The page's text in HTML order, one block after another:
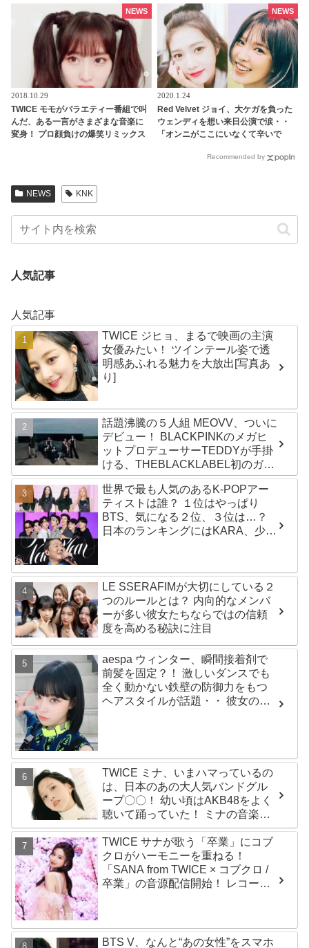
2018.10.29
TWICE モモがバラエティー番組で叫
んだ、ある一言がさまざまな音楽に
変身！ プロ顔負けの爆笑リミックス
NEWS
2020.1.24
Red Velvet ジョイ、大ケガを負った
ウェンディを想い来日公演で涙・・
「オンニがここにいなくて辛いで
NEWS
Recommended by
NEWS KNK
人気記事
人気記事
TWICE ジヒョ、まるで映画の主演
女優みたい！ ツインテール姿で透
明感あふれる魅力を大放出[写真あ
り]
話題沸騰の５人組 MEOVV、ついに
デビュー！ BLACKPINKのメガヒ
ットプロデューサーTEDDYが手掛
ける、THEBLACKLABEL初のガー
ルズグループ！ デビューシングル
「MEOW」をリリース
世界で最も人気のあるK-POPアー
ティストは誰？ １位はやっぱり
BTS、気になる２位、３位は…？
日本のランキングにはKARA、少女
LE SSERAFIMが大切にしている２
つのルールとは？ 内向的なメンバ
ーが多い彼女たちならではの信頼
度を高める秘訣に注目
aespa ウィンター、瞬間接着剤で
前髪を固定？！ 激しいダンスでも
全く動かない鉄壁の防御力をもつ
ヘアスタイルが話題・・ 彼女の美
TWICE ミナ、いまハマっているの
は、日本のあの大人気バンドグル
ープ〇〇！ 幼い頃はAKB48をよく
聴いて踊っていた！ ミナの音楽の
趣味が明らかに
TWICE サナが歌う「卒業」にコブ
クロがハーモニーを重ねる！
「SANA from TWICE × コブクロ /
卒業」の音源配信開始！ レコーデ
BTS V、なんと“あの女性”をスマホ